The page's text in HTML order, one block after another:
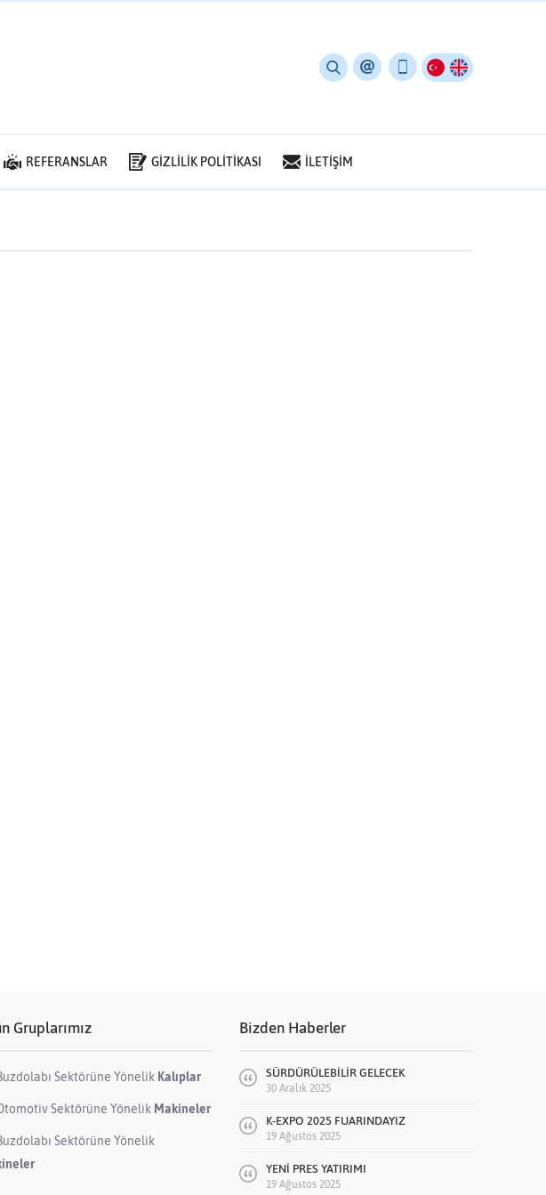
REFERANSLAR GİZLİLİK POLİTİKASI İLETİŞİM
Gruplarımız
Sektörüne Yönelik Kalıplar
Sektörüne Yönelik Makineler
Sektörüne Yönelik
Bizden Haberler
SÜRDÜRÜLEBİLİR GELECEK
30 Aralık 2025
K-EXPO 2025 FUARINDAYIZ
19 Ağustos 2025
YENİ PRES YATIRIMI
19 Ağustos 2025